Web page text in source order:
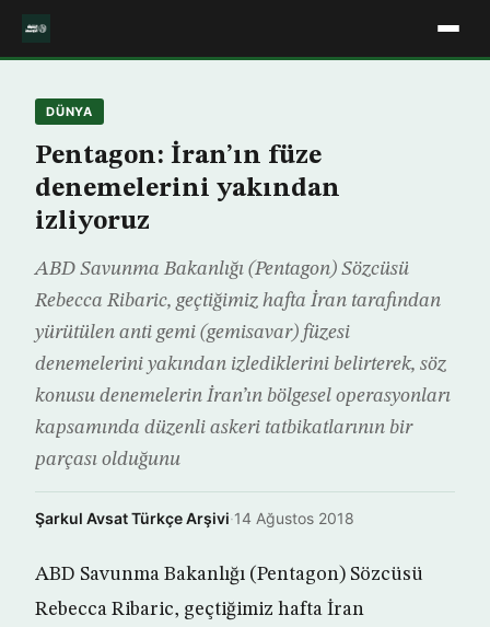
DÜNYA
Pentagon: İran’ın füze
denemelerini yakından
izliyoruz
ABD Savunma Bakanlığı (Pentagon) Sözcüsü
Rebecca Ribaric, geçtiğimiz hafta İran tarafından
yürütülen anti gemi (gemisavar) füzesi
denemelerini yakından izlediklerini belirterek, söz
konusu denemelerin İran’ın bölgesel operasyonları
kapsamında düzenli askeri tatbikatlarının bir
parçası olduğunu
Şarkul Avsat Türkçe Arşivi·14 Ağustos 2018
ABD Savunma Bakanlığı (Pentagon) Sözcüsü
Rebecca Ribaric, geçtiğimiz hafta İran